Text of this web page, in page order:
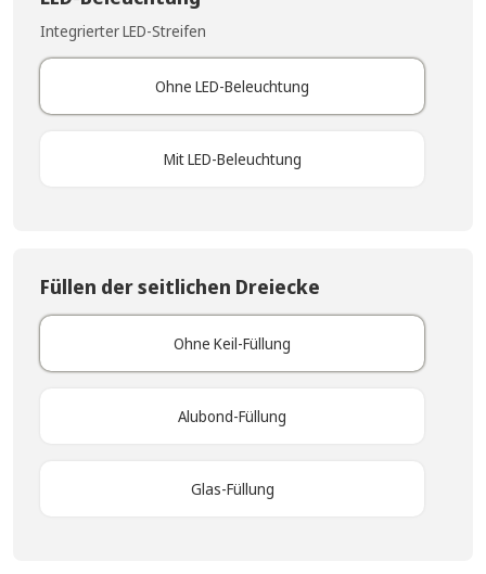
Integrierter LED-Streifen
Ohne LED-Beleuchtung
Mit LED-Beleuchtung
Füllen der seitlichen Dreiecke
Ohne Keil-Füllung
Alubond-Füllung
Glas-Füllung